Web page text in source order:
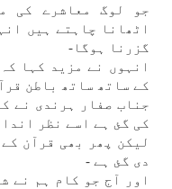
جو لوگ معاشرے كی
اٹھانا چاہتے ہیں
گزرنا ہوگا-
انہوں نے مزيد كہا
كے ساتھ ساتھ باطن
جناب صفار ہرندی نے
كی گئ ہے اسے نظر
ليكن پھر بھی قرآن
دی گئ ہے -
اور آج جو كام ہم نے